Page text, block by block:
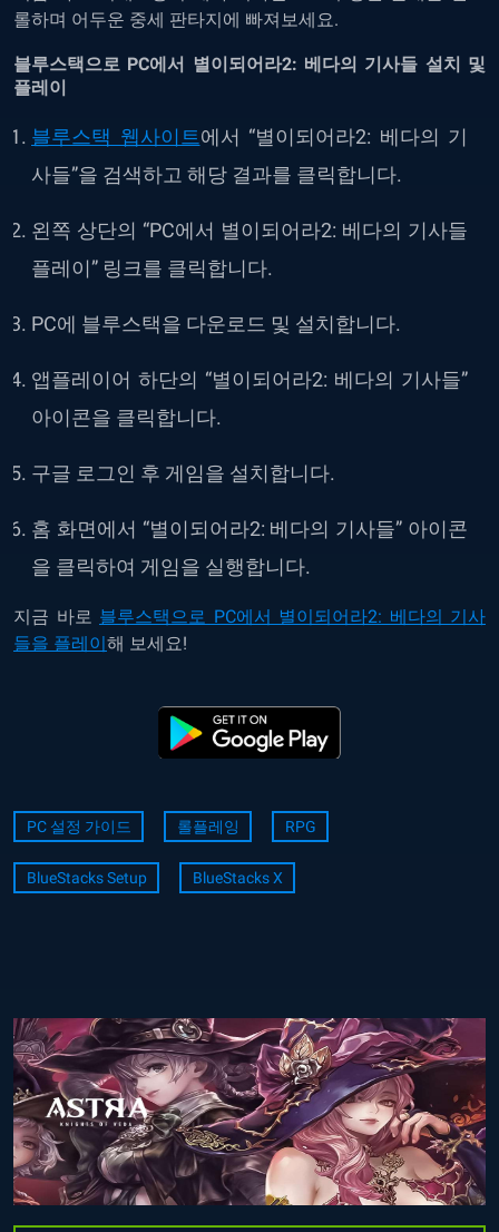
롤하며 어두운 중세 판타지에 빠져보세요.
블루스택으로 PC에서 별이되어라2: 베다의 기사들 설치 및
플레이
블루스택 웹사이트에서 “별이되어라2: 베다의 기
사들”을 검색하고 해당 결과를 클릭합니다.
왼쪽 상단의 “PC에서 별이되어라2: 베다의 기사들
플레이” 링크를 클릭합니다.
PC에 블루스택을 다운로드 및 설치합니다.
앱플레이어 하단의 “별이되어라2: 베다의 기사들”
아이콘을 클릭합니다.
구글 로그인 후 게임을 설치합니다.
홈 화면에서 “별이되어라2: 베다의 기사들” 아이콘
을 클릭하여 게임을 실행합니다.
지금 바로 블루스택으로 PC에서 별이되어라2: 베다의 기사
들을 플레이해 보세요!
PC 설정 가이드 롤플레잉 RPG
BlueStacks Setup BlueStacks X